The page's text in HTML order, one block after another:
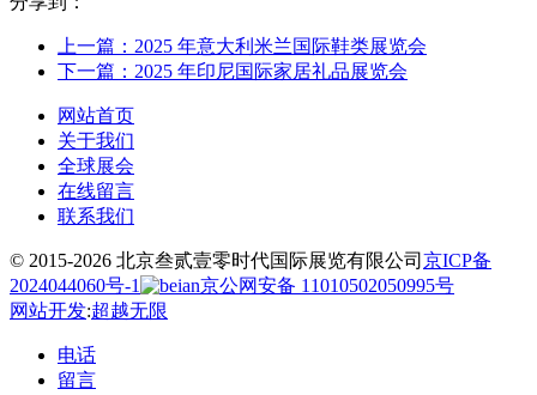
上一篇：2025 年意大利米兰国际鞋类展览会
下一篇：2025 年印尼国际家居礼品展览会
网站首页
关于我们
全球展会
在线留言
联系我们
© 2015-2026 北京叁贰壹零时代国际展览有限公司 京ICP备
2024044060号-1
京公网安备 11010502050995号
网站开发:超越无限
电话
留言